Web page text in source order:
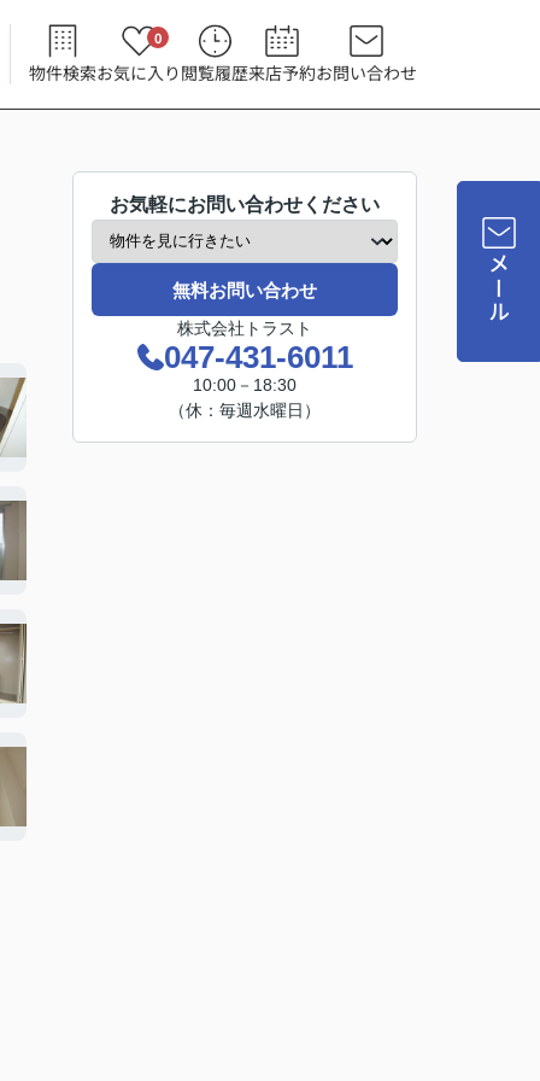
物件検索お気に入り
0
閲覧履歴来店予約お問い合わせ
メール
お気軽にお問い合わせください
無料お問い合わせ
株式会社トラスト
047-431-6011
10:00－18:30
（休：毎週水曜日）